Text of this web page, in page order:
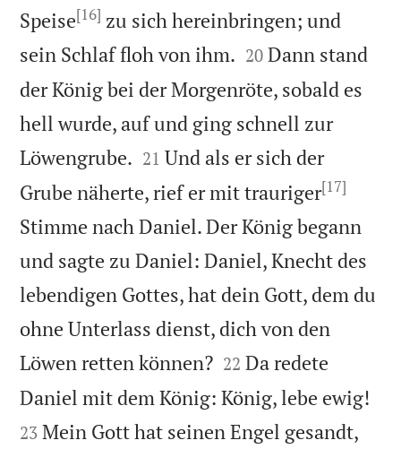
Speise[16] zu sich hereinbringen; und
sein Schlaf floh von ihm. 

20 Dann stand
der König bei der Morgenröte, sobald es
hell wurde, auf und ging schnell zur
Löwengrube. 

21 Und als er sich der
Grube näherte, rief er mit trauriger[17]
Stimme nach Daniel. Der König begann
und sagte zu Daniel: Daniel, Knecht des
lebendigen Gottes, hat dein Gott, dem du
ohne Unterlass dienst, dich von den
Löwen retten können?
22 Da redete
Daniel mit dem König: König, lebe ewig!
23 Mein Gott hat seinen Engel gesandt,